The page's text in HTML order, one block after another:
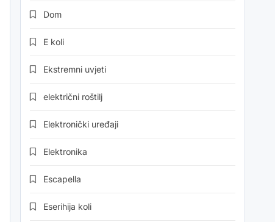
Dom
E koli
Ekstremni uvjeti
električni roštilj
Elektronički uređaji
Elektronika
Escapella
Eserihija koli